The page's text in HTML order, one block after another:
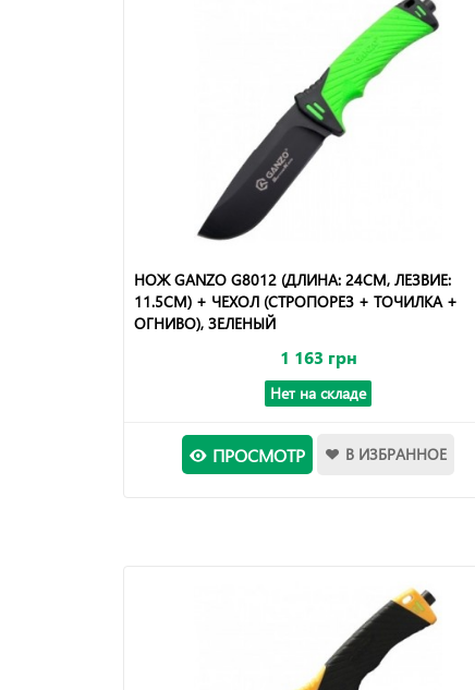
НОЖ GANZO G8012 (ДЛИНА: 24СМ, ЛЕЗВИЕ:
11.5СМ) + ЧЕХОЛ (СТРОПОРЕЗ + ТОЧИЛКА +
ОГНИВО), ЗЕЛЕНЫЙ
1 163 грн
Нет на складе
ПРОСМОТР В ИЗБРАННОЕ